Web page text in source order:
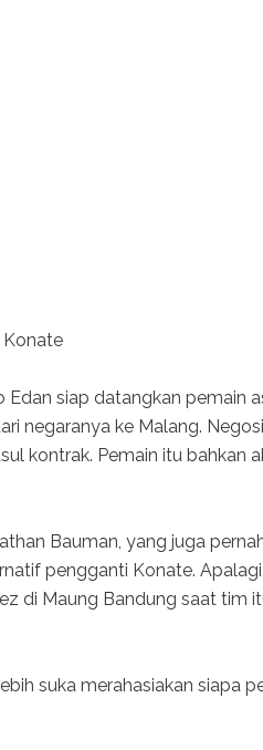
Konate
Edan siap datangkan pemain
negaranya ke Malang.
kontrak. Pemain itu bahkan
Bauman, yang juga
pengganti Konate.
di Maung Bandung saat tim
suka merahasiakan siapa